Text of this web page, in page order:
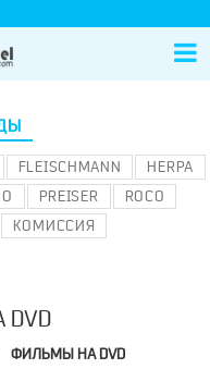
FLEISCHMANN
HERPA
PREISER
ROCO
КОМИССИЯ
ФИЛЬМЫ НА DVD